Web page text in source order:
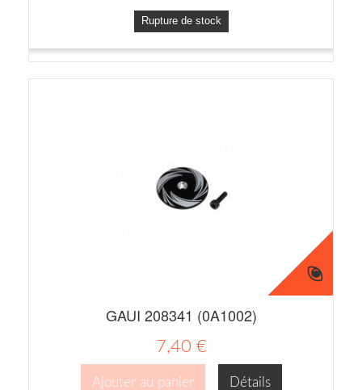
Rupture de stock
GAUI 208341 (0A1002)
7,40 €
Ajouter au panier Détails